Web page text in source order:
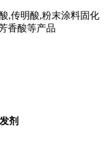
,传明酸,粉末涂料固化
香酸等产品
剂